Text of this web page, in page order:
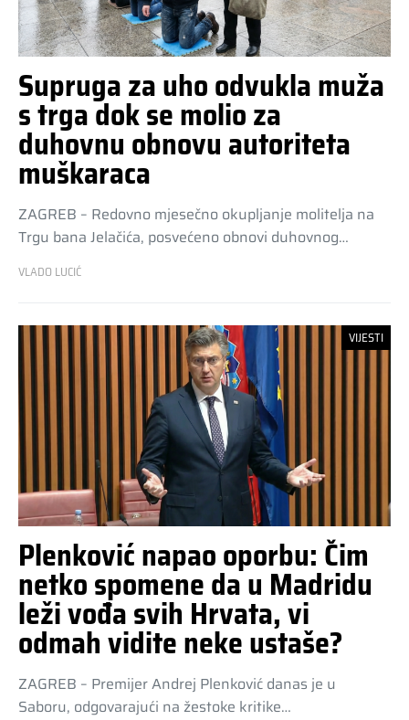
Supruga za uho odvukla muža
s trga dok se molio za
duhovnu obnovu autoriteta
muškaraca
ZAGREB – Redovno mjesečno okupljanje molitelja na
Trgu bana Jelačića, posvećeno obnovi duhovnog…
VLADO LUCIĆ
VIJESTI
Plenković napao oporbu: Čim
netko spomene da u Madridu
leži vođa svih Hrvata, vi
odmah vidite neke ustaše?
ZAGREB – Premijer Andrej Plenković danas je u
Saboru, odgovarajući na žestoke kritike…